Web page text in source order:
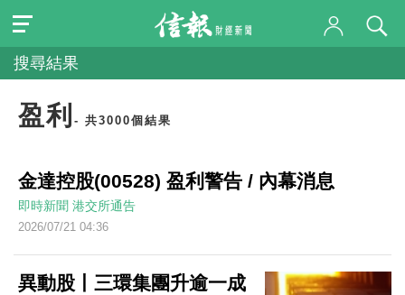
搜尋結果
盈利 - 共3000個結果
金達控股(00528) 盈利警告 / 內幕消息
即時新聞 港交所通告
2026/07/21 04:36
異動股丨三環集團升逾一成